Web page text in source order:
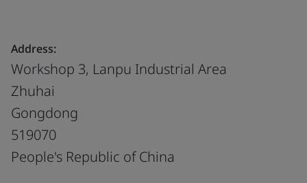
Address:
Workshop 3, Lanpu Industrial Area
Zhuhai
Gongdong
519070
People's Republic of China